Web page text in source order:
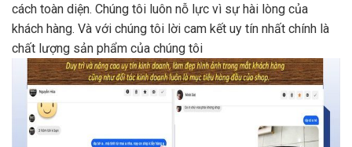
cách toàn diện. Chúng tôi luôn nỗ lực vì sự hài lòng của
khách hàng. Và với chúng tôi lời cam kết uy tín nhất chính là
chất lượng sản phẩm của chúng tôi